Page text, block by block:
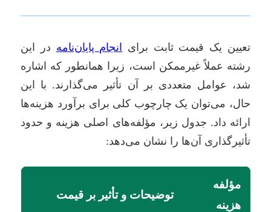
تعیین یک قیمت ثابت برای انجام پایان‌نامه در این
رشته عملاً غیرممکن است، زیرا همانطور که اشاره
شد، عوامل متعددی بر آن تأثیر می‌گذارند. با این
حال، می‌توان یک چارچوب کلی برای برآورد هزینه‌ها
ارائه داد. جدول زیر، مؤلفه‌های اصلی هزینه و حدود
تأثیرگذاری آن‌ها را نشان می‌دهد:
مؤلفه
هزینه
توضیحات و تأثیر بر قیمت